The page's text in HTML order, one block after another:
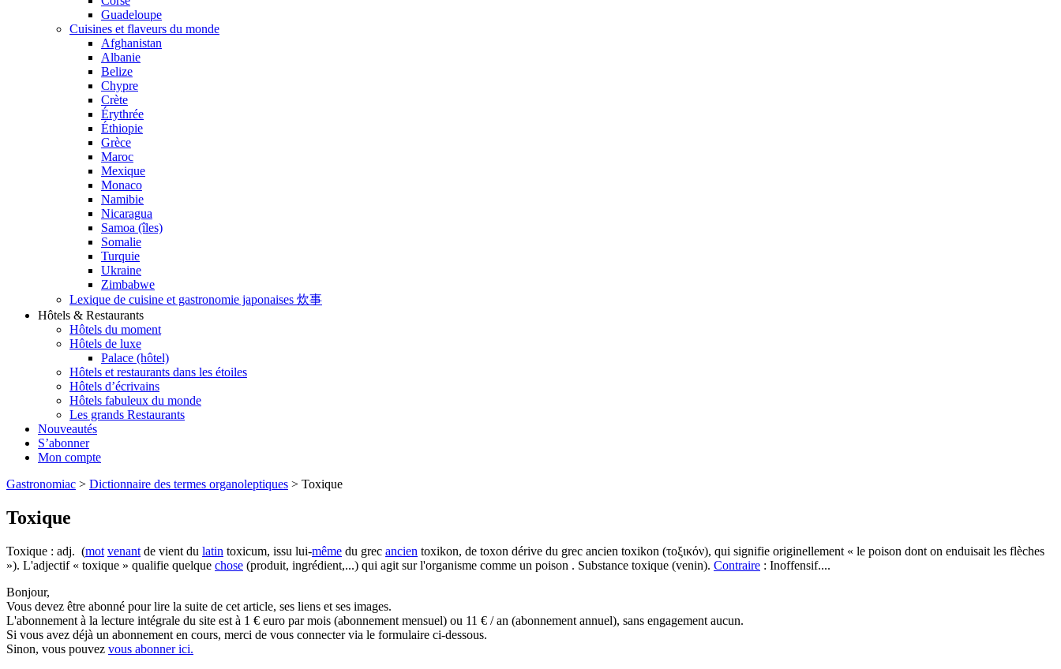
Guadeloupe
Cuisines et flaveurs du monde
Afghanistan
Albanie
Belize
Chypre
Crète
Érythrée
Éthiopie
Grèce
Maroc
Mexique
Monaco
Namibie
Nicaragua
Samoa (îles)
Somalie
Turquie
Ukraine
Zimbabwe
Lexique de cuisine et gastronomie japonaises 炊事
Hôtels & Restaurants
Hôtels du moment
Hôtels de luxe
Palace (hôtel)
Hôtels et restaurants dans les étoiles
Hôtels d’écrivains
Hôtels fabuleux du monde
Les grands Restaurants
Nouveautés
S’abonner
Mon compte
Gastronomiac > Dictionnaire des termes organoleptiques > Toxique
Toxique
Toxique : adj. (mot venant de vient du latin toxicum, issu lui-même du grec ancien toxikon, de toxon dérive du grec ancien toxikon (τοξικόν), qui signifie originellement « le poison dont on enduisait les flèches
»). L'adjectif « toxique » qualifie quelque chose (produit, ingrédient,...) qui agit sur l'organisme comme un poison . Substance toxique (venin). Contraire : Inoffensif....
Bonjour,
Vous devez être abonné pour lire la suite de cet article, ses liens et ses images.
L'abonnement à la lecture intégrale du site est à 1 € euro par mois (abonnement mensuel) ou 11 € / an (abonnement annuel), sans engagement aucun.
Si vous avez déjà un abonnement en cours, merci de vous connecter via le formulaire ci-dessous.
Sinon, vous pouvez vous abonner ici.